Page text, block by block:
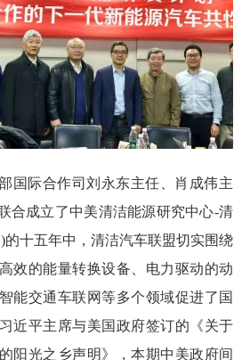
国际合作司刘永东主任、肖成伟主
合成立了中美清洁能源研究中心-清
的十五年中，清洁汽车联盟切实围绕
效的能量转换设备、电力驱动的动
能交通车联网等多个领域促进了国
近平主席与美国政府签订的《关于
阳光之乡声明》，本期中美政府间